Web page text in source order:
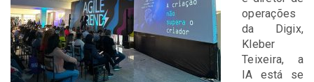
operações
da Digix,
Kleber
Teixeira, a
IA está se